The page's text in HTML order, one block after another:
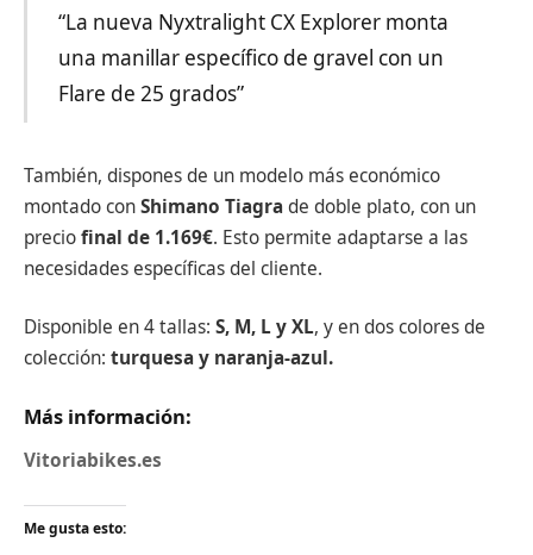
“La nueva Nyxtralight CX Explorer monta
una manillar específico de gravel con un
Flare de 25 grados”
También, dispones de un modelo más económico
montado conShimano Tiagrade doble plato, con un
preciofinal de 1.169€. Esto permite adaptarse a las
necesidades específicas del cliente.
Disponible en 4 tallas: S, M, L y XL, y en dos colores de
colección: turquesa y naranja-azul.
Más información:
Vitoriabikes.es
Me gusta esto: